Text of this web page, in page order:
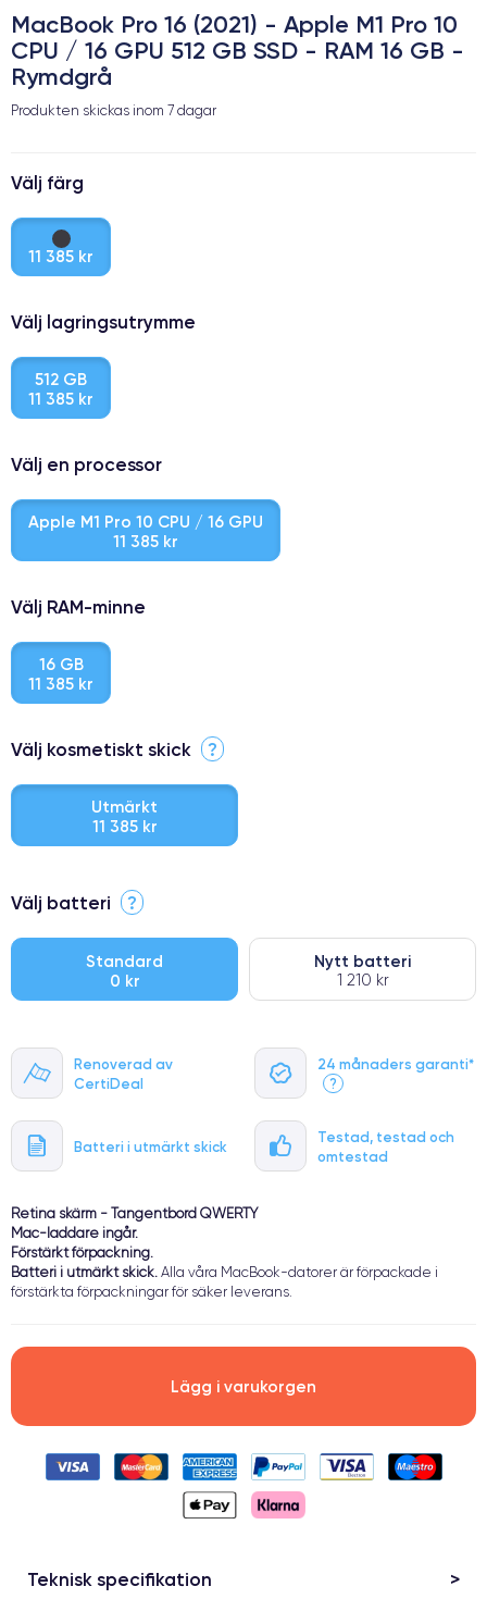
MacBook Pro 16 (2021) - Apple M1 Pro 10
CPU / 16 GPU 512 GB SSD - RAM 16 GB -
Rymdgrå
Produkten skickas inom 7 dagar
Renoverad av
CertiDeal
24 månaders garanti*
?
Batteri i utmärkt skick
Testad, testad och
omtestad
Välj färg
11 385 kr
Välj lagringsutrymme
512 GB
11 385 kr
Välj en processor
Apple M1 Pro 10 CPU / 16 GPU
11 385 kr
Välj RAM-minne
16 GB
11 385 kr
Välj kosmetiskt skick ?
Utmärkt
11 385 kr
⭐ Premium
● Oklanderlig kvalitetsskärm
● Endast 5% av våra telefoner har premiumklassning
Välj batteri ?
Standard
0 kr
Nytt batteri
1 210 kr
Retina skärm - Tangentbord QWERTY
Mac-laddare ingår.
Förstärkt förpackning.
Batteri i utmärkt skick. Alla våra MacBook-datorer är förpackade i
förstärkta förpackningar för säker leverans.
Lägg i varukorgen
Teknisk specifikation